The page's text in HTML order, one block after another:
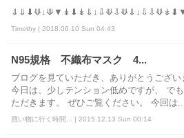
Timothy | 2018.06.10 Sun 04:43
N95規格 不織布マスク 4...
ブログを見ていただき、ありがとうござ
今日は、少しテンション低めですが、 で
ただきます。 ぜひご覧ください。 今回は...
買い物に行く時間... | 2015.12.13 Sun 00:14